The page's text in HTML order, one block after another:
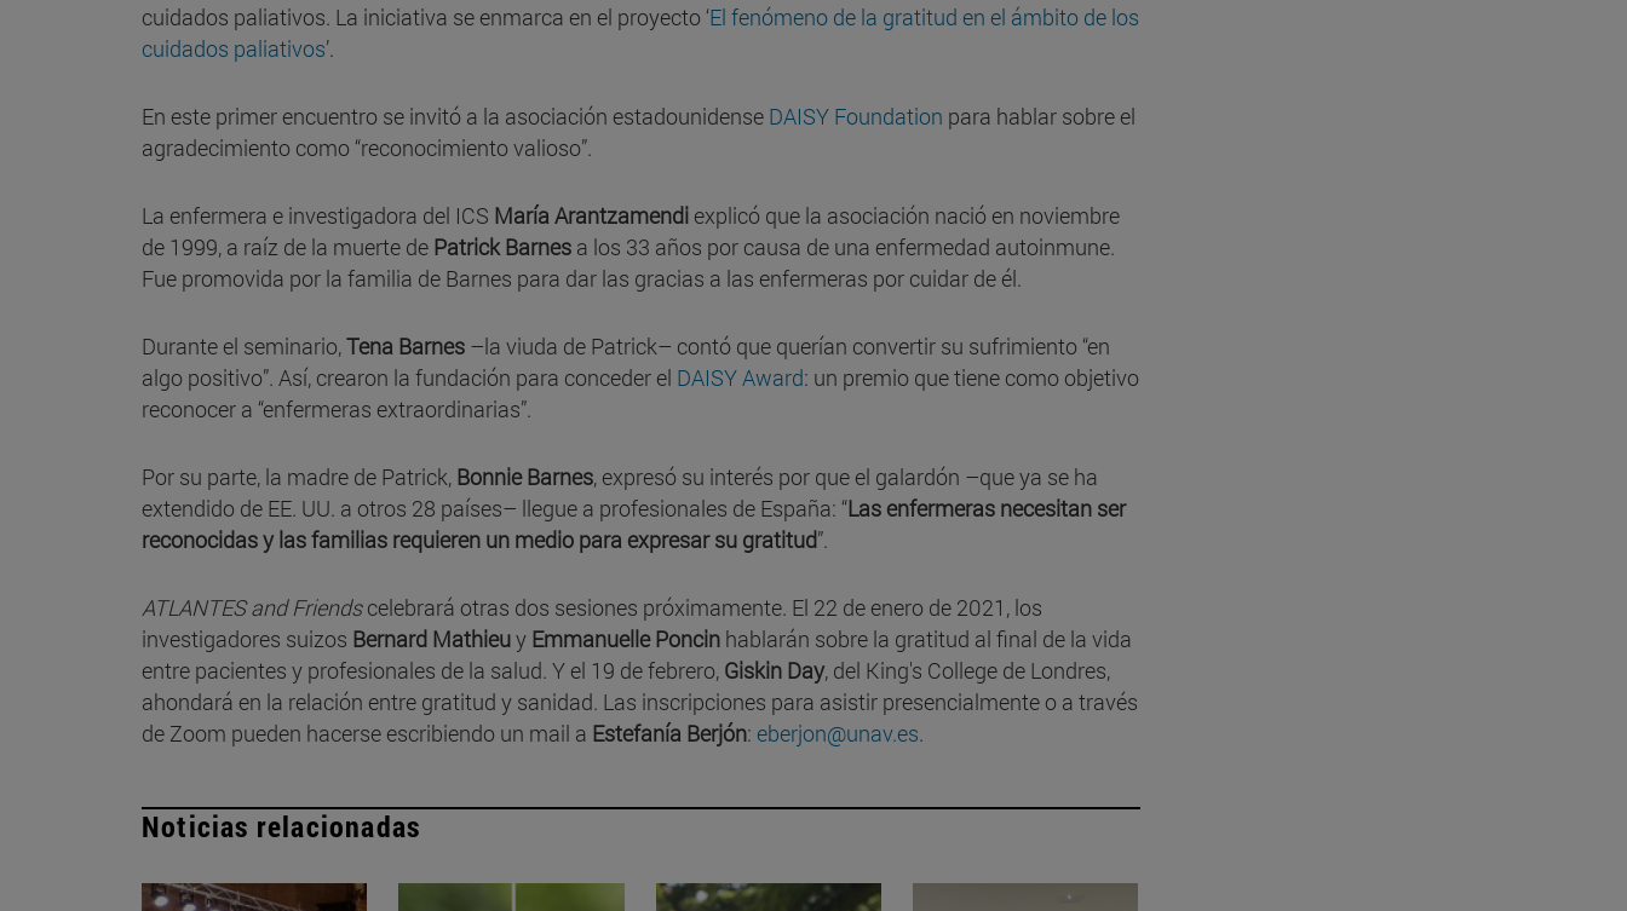
cuidados paliativos. La iniciativa se enmarca en el proyecto ‘El fenómeno de la gratitud en el ámbito de los
cuidados paliativos’.
En este primer encuentro se invitó a la asociación estadounidense DAISY Foundation para hablar sobre el
agradecimiento como “reconocimiento valioso”.
La enfermera e investigadora del ICS María Arantzamendi explicó que la asociación nació en noviembre
de 1999, a raíz de la muerte de Patrick Barnes a los 33 años por causa de una enfermedad autoinmune.
Fue promovida por la familia de Barnes para dar las gracias a las enfermeras por cuidar de él.
Durante el seminario,Tena Barnes –la viuda de Patrick– contó que querían convertir su sufrimiento “en
algo positivo”. Así, crearon la fundación para conceder el DAISY Award: un premio que tiene como objetivo
reconocer a “enfermeras extraordinarias”.
Por su parte, la madre de Patrick, Bonnie Barnes, expresó su interés por que el galardón –que ya se ha
extendido de EE. UU. a otros 28 países– llegue a profesionales de España: “Las enfermeras necesitan ser
reconocidas y las familias requieren un medio para expresar su gratitud”.
ATLANTES and Friendscelebrará otras dos sesiones próximamente. El 22 de enero de 2021, los
investigadores suizos Bernard Mathieuy Emmanuelle Poncin hablarán sobre la gratitud al final de la vida
entre pacientes y profesionales de la salud. Y el 19 de febrero, Giskin Day, del King's College de Londres,
ahondará en la relación entre gratitud y sanidad. Las inscripciones para asistir presencialmente o a través
de Zoom pueden hacerse escribiendo un mail a Estefanía Berjón: eberjon@unav.es.
Noticias relacionadas